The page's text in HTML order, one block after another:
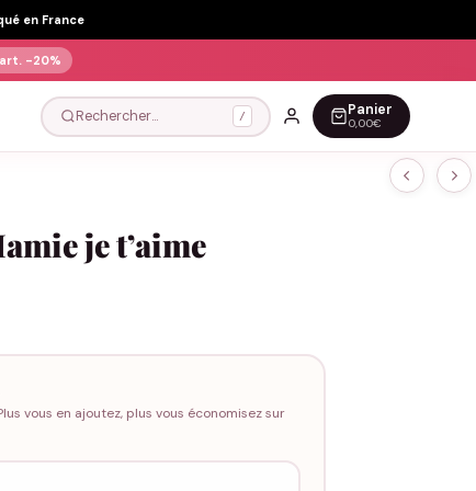
en France
-20%
Rechercher… / Panier
0,00€
je t’aime
vous en ajoutez, plus vous économisez sur